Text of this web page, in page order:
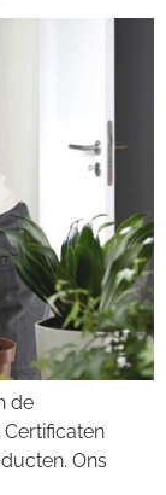
de
Certificaten
Ons